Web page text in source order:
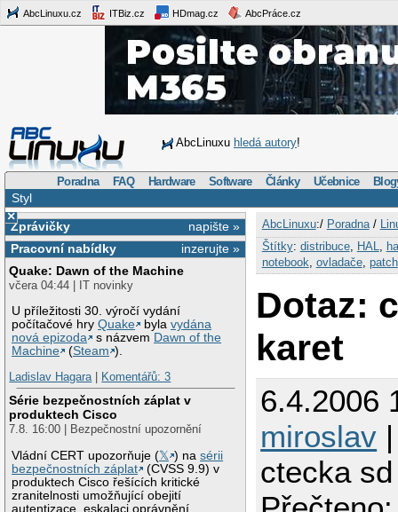
AbcLinuxu.cz ITBiz.cz HDmag.cz AbcPráce.cz
AbcLinuxu hledá autory!
Poradna FAQ Hardware Software Články Učebnice
Styl
×
napište »
Zprávičky
inzerujte »
Pracovní nabídky
Quake: Dawn of the Machine
včera 04:44 | IT novinky
U příležitosti 30. výročí vydání
počítačové hryQuake bylavydána
nová epizoda
s názvem Dawn of the
Machine
(Steam ).
Ladislav Hagara| Komentářů: 3
Série bezpečnostních záplat v
produktech Cisco
7.8. 16:00 | Bezpečnostní upozornění
Vládní CERT upozorňuje (𝕏 ) nasérii
bezpečnostních záplat
(CVSS 9.9) v
produktech Cisco řešících kritické
zranitelnosti umožňující obejití
autentizace, eskalaci oprávnění,
AbcLinuxu:/ Poradna/
Štítky: distribuce, HAL
notebook ovladače, patch
Dotaz:
karet
6.4.2006
miroslav
ctecka